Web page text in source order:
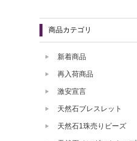
商品カテゴリ
新着商品
再入荷商品
激安宣言
天然石ブレスレット
天然石1珠売りビーズ